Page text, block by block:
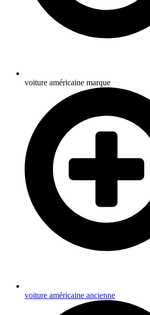
voiture américaine marque
voiture américaine ancienne